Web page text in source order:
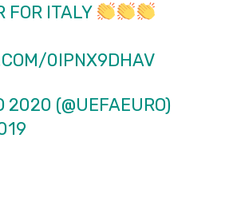
FOR ITALY
0IPNX9DHAV
2020 (@UEFAEURO)